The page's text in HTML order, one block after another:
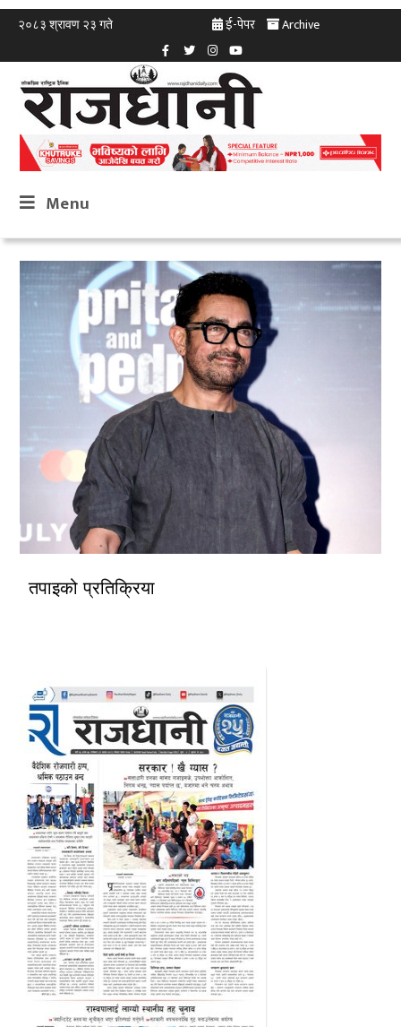
२०८३ श्रावण २३ गते ई-पेपर Archive
Menu
तपाइको प्रतिक्रिया